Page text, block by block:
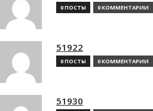
0 ПОСТЫ 0 КОММЕНТАРИИ
51922
0 ПОСТЫ 0 КОММЕНТАРИИ
51930